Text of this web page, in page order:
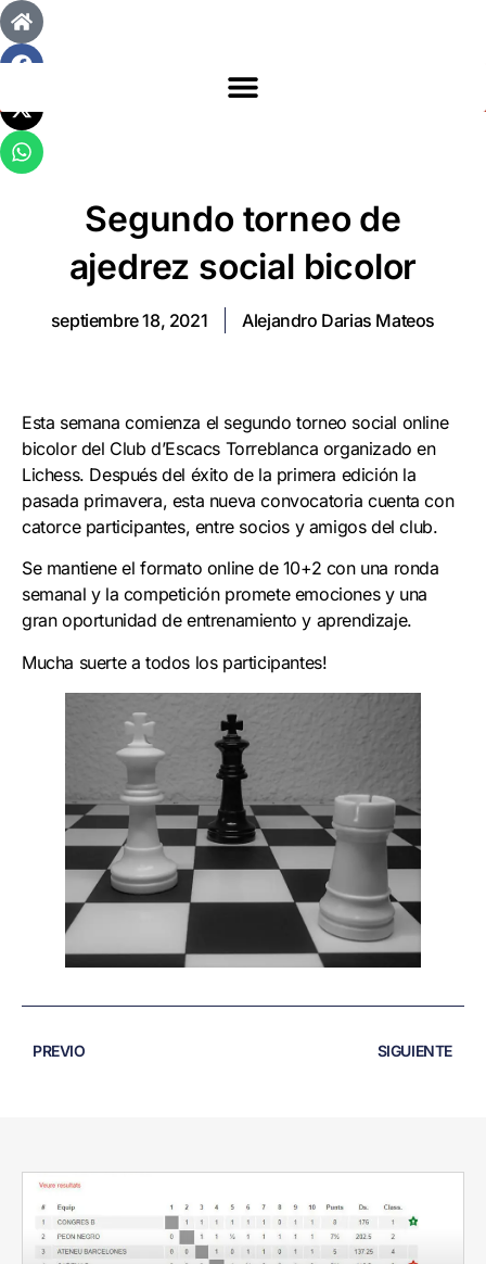
Segundo torneo de
ajedrez social bicolor
septiembre 18, 2021 Alejandro Darias Mateos
Esta semana comienza el segundo torneo social online
bicolor del Club d’Escacs Torreblanca organizado en
Lichess. Después del éxito de la primera edición la
pasada primavera, esta nueva convocatoria cuenta con
catorce participantes, entre socios y amigos del club.
Se mantiene el formato online de 10+2 con una ronda
semanal y la competición promete emociones y una
gran oportunidad de entrenamiento y aprendizaje.
Mucha suerte a todos los participantes!
PREVIO SIGUIENTE